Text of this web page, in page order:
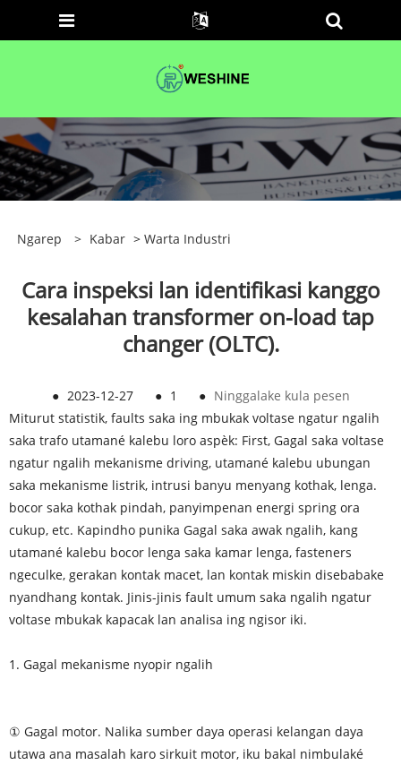
Ngarep > Kabar > Warta Industri
Cara inspeksi lan identifikasi kanggo
kesalahan transformer on-load tap
changer (OLTC).
● 2023-12-27 ● 1 ● Ninggalake kula pesen
Miturut statistik, faults saka ing mbukak voltase ngatur ngalih
saka trafo utamané kalebu loro aspèk: First, Gagal saka voltase
ngatur ngalih mekanisme driving, utamané kalebu ubungan
saka mekanisme listrik, intrusi banyu menyang kothak, lenga.
bocor saka kothak pindah, panyimpenan energi spring ora
cukup, etc. Kapindho punika Gagal saka awak ngalih, kang
utamané kalebu bocor lenga saka kamar lenga, fasteners
ngeculke, gerakan kontak macet, lan kontak miskin disebabake
nyandhang kontak. Jinis-jinis fault umum saka ngalih ngatur
voltase mbukak kapacak lan analisa ing ngisor iki.
1. Gagal mekanisme nyopir ngalih
① Gagal motor. Nalika sumber daya operasi kelangan daya
utawa ana masalah karo sirkuit motor, iku bakal nimbulaké